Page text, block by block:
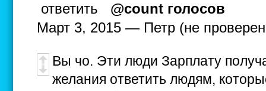
ответить
@count голосов
Март 3, 2015 — Петр (не
Вы чо. Эти люди Зарплату
желания ответить людям,